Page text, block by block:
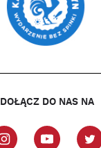
DOŁĄCZ DO NAS NA